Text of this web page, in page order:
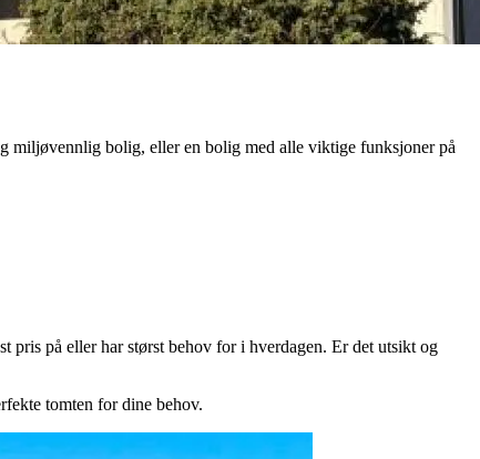
miljøvennlig bolig, eller en bolig med alle viktige funksjoner på
pris på eller har størst behov for i hverdagen. Er det utsikt og
tomten for dine behov.